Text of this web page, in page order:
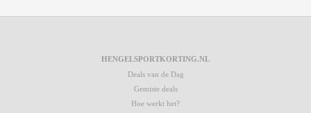
HENGELSPORTKORTING.NL
Deals van de Dag
Gemiste deals
Hoe werkt het?